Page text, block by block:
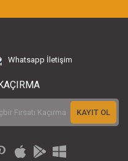
Whatsapp İletişim
KAYIT OL